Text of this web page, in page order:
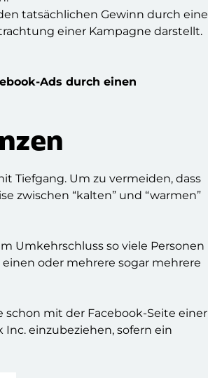
tatsächlichen Gewinn durch eine
einer Kampagne darstellt.
Ads durch einen
Tiefgang. Um zu vermeiden, dass
zwischen “kalten” und “warmen”
Umkehrschluss so viele Personen
oder mehrere sogar mehrere
schon mit der Facebook-Seite einer
einzubeziehen, sofern ein